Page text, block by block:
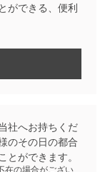
ができる、便利
社へお持ちくだ
のその日の都合
とができます。
在の場合がござい